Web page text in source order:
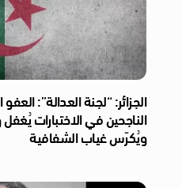
الجزائر: “لجنة العدالة”:
الناجحين في الاختبارات
ويُكرّس غياب الشفافية